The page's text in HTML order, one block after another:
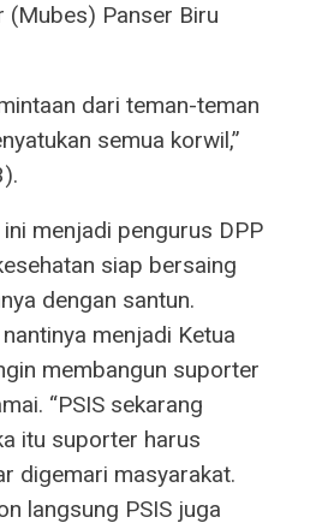
(Mubes) Panser Biru
dari teman-teman
semua korwil,”
menjadi pengurus DPP
siap bersaing
dengan santun.
menjadi Ketua
membangun suporter
“PSIS sekarang
itu suporter harus
digemari masyarakat.
langsung PSIS juga